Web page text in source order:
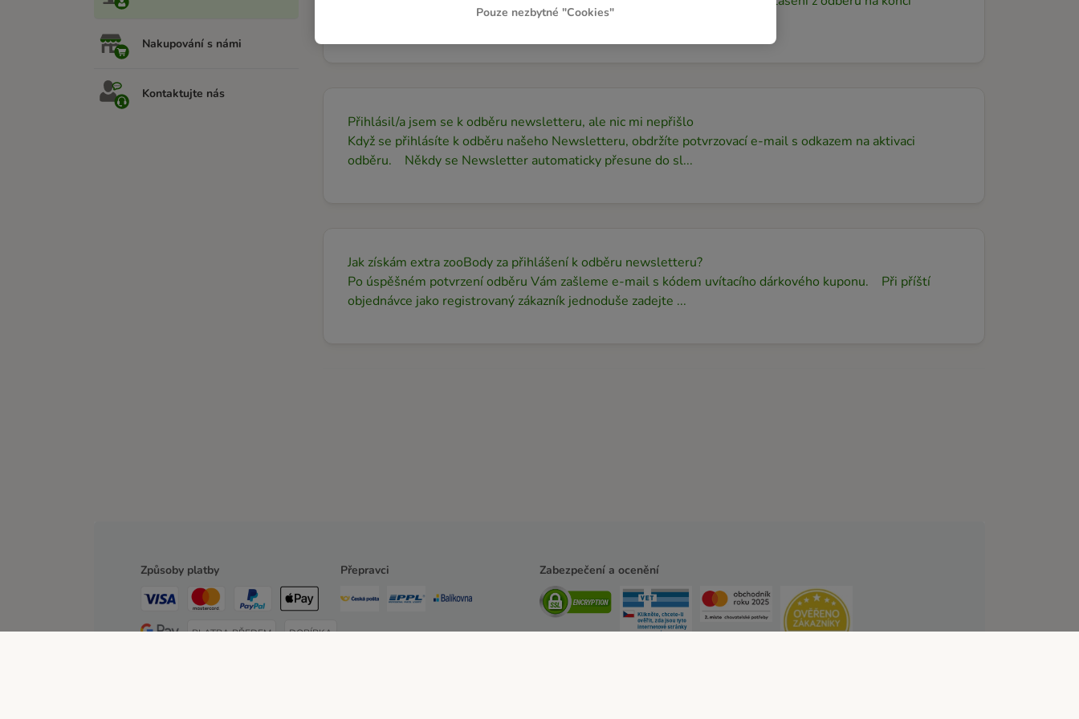
Nakupování s námi
Kontaktujte nás
každého newsletteru. Případně se přihlaste ke svému úč...
Přihlásil/a jsem se k odběru newsletteru, ale nic mi nepřišlo
Když se přihlásíte k odběru našeho Newsletteru, obdržíte potvrzovací e-mail s odkazem na aktivaci
odběru. Někdy se Newsletter automaticky přesune do sl...
Jak získám extra zooBody za přihlášení k odběru newsletteru?
Po úspěšném potvrzení odběru Vám zašleme e-mail s kódem uvítacího dárkového kuponu. Při příští
objednávce jako registrovaný zákazník jednoduše zadejte ...
Způsoby platby
PLATBA PŘEDEM DOBÍRKA
Přepravci Zabezpečení a ocenění
Pouze nezbytné "Cookies"